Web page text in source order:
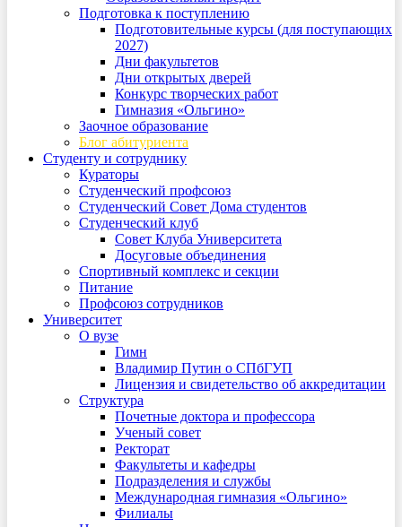
Подготовка к поступлению
Подготовительные курсы (для поступающих
2027)
Дни факультетов
Дни открытых дверей
Конкурс творческих работ
Гимназия «Ольгино»
Заочное образование
Блог абитуриента
Студенту и сотруднику
Кураторы
Студенческий профсоюз
Студенческий Совет Дома студентов
Студенческий клуб
Совет Клуба Университета
Досуговые объединения
Спортивный комплекс и секции
Питание
Профсоюз сотрудников
Университет
О вузе
Гимн
Владимир Путин о СПбГУП
Лицензия и свидетельство об аккредитации
Структура
Почетные доктора и профессора
Ученый совет
Ректорат
Факультеты и кафедры
Подразделения и службы
Международная гимназия «Ольгино»
Филиалы